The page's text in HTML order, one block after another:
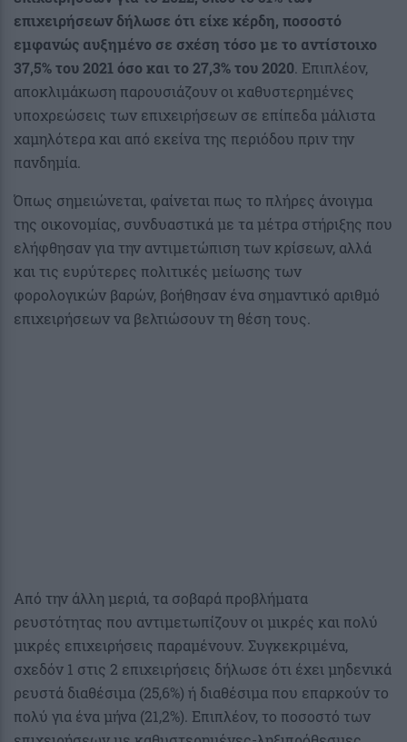
επιχειρήσεων δήλωσε ότι είχε κέρδη, ποσοστό
εμφανώς αυξημένο σε σχέση τόσο με το αντίστοιχο
37,5% του 2021 όσο και το 27,3% του 2020. Επιπλέον,
αποκλιμάκωση παρουσιάζουν οι καθυστερημένες
υποχρεώσεις των επιχειρήσεων σε επίπεδα μάλιστα
χαμηλότερα και από εκείνα της περιόδου πριν την
πανδημία.
Όπως σημειώνεται, φαίνεται πως το πλήρες άνοιγμα
της οικονομίας, συνδυαστικά με τα μέτρα στήριξης που
ελήφθησαν για την αντιμετώπιση των κρίσεων, αλλά
και τις ευρύτερες πολιτικές μείωσης των
φορολογικών βαρών, βοήθησαν ένα σημαντικό αριθμό
επιχειρήσεων να βελτιώσουν τη θέση τους.
Από την άλλη μεριά, τα σοβαρά προβλήματα
ρευστότητας που αντιμετωπίζουν οι μικρές και πολύ
μικρές επιχειρήσεις παραμένουν. Συγκεκριμένα,
σχεδόν 1 στις 2 επιχειρήσεις δήλωσε ότι έχει μηδενικά
ρευστά διαθέσιμα (25,6%) ή διαθέσιμα που επαρκούν το
πολύ για ένα μήνα (21,2%). Επιπλέον, το ποσοστό των